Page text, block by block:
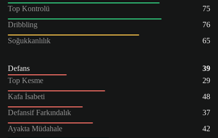
Top Kontrolü
75
Dribbling
76
Soğukkanlılık
65
Defans
39
Top Kesme
29
Kafa İsabeti
48
Defansif Farkındalık
37
Ayakta Müdahale
42